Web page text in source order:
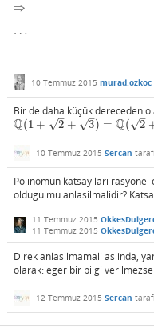
⇒
⇒
…
…
10 Temmuz 2015 murad.ozkoc
Bir de daha küçük dereceden
Q(1 + 2
–
√ + 3
–
√ ) = Q( 2
–
√
Q(1+ 2+ 3)=Q (2 +3)
10 Temmuz 2015 Sercan
Polinomun katsayilari
oldugu mu anlasilmalidir?
11 Temmuz 2015
11 Temmuz 2015
Direk anlasilmamali aslinda,
olarak: eger bir bilgi
12 Temmuz 2015 Sercan